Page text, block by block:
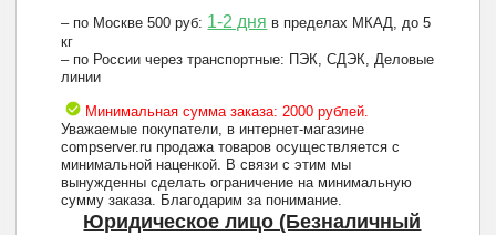
– по Москве 500 руб: 1-2 дня в пределах МКАД, до 5
кг
– по России через транспортные: ПЭК, СДЭК, Деловые
линии
Минимальная сумма заказа: 2000 рублей.
Уважаемые покупатели, в интернет-магазине
compserver.ru продажа товаров осуществляется с
минимальной наценкой. В связи с этим мы
вынужденны сделать ограничение на минимальную
сумму заказа. Благодарим за понимание.
Юридическое лицо (Безналичный